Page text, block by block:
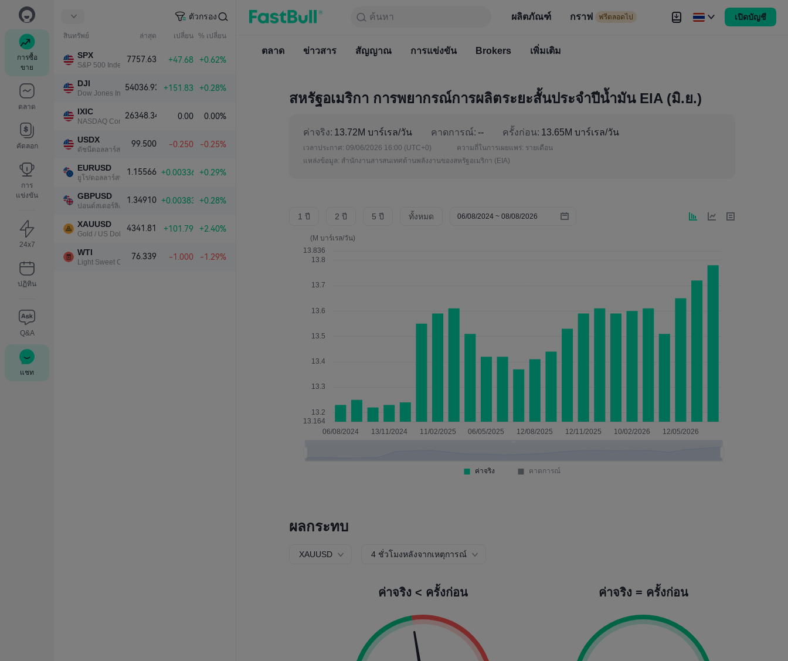
การซื้อ
ขาย
ตลาด
คัดลอก
การ
แข่งขัน
24x7
ปฏิทิน
Q&A
แชท
ตัวกรอง
สินทรัพย์ ล่าสุด เปลี่ยน % เปลี่ยน
SPX
S&P 500 Index
7757.63 +47.68 +0.62%
DJI
Dow Jones Industrial Average
54036.93 +151.83 +0.28%
IXIC
NASDAQ Composite Index
26348.34 0.00 0.00%
USDX
ดัชนีดอลลาร์สหรัฐ
99.500 -0.250 -0.25%
EURUSD
ยูโร/ดอลลาร์สหรัฐ
1.15566 +0.00336 +0.29%
GBPUSD
ปอนด์สเตอร์ลิง/ดอลลาร์สหรัฐ
1.34910 +0.00383 +0.28%
XAUUSD
Gold / US Dollar
4341.81 +101.79 +2.40%
WTI
Light Sweet Crude Oil
76.339 -1.000 -1.29%
ค้นหา ผลิตภัณฑ์ กราฟ ฟรีตลอดไป
ตลาด ข่าวสาร สัญญาณ การแข่งขัน
เปิดบัญชี
ค้นหา
ฟรีตลอดไป
ตลาด ข่าวสาร สัญญาณ การแข่งขัน Brokers เพิ่มเติม
สหรัฐอเมริกา การพยากรณ์การผลิตระยะสั้นประจำปีน้ำมัน EIA (มิ.ย.)
ค่าจริง: 13.72M บาร์เรล/วัน คาดการณ์: -- ครั้งก่อน: 13.65M บาร์เรล/วัน
เวลาประกาศ: 09/06/2026 16:00 (UTC+0) ความถี่ในการเผยแพร่: รายเดือน
แหล่งข้อมูล: สำนักงานสารสนเทศด้านพลังงานของสหรัฐอเมริกา (EIA)
1 ปี 2 ปี 5 ปี ทั้งหมด
ผลกระทบ
XAUUSD 4 ชั่วโมงหลังจากเหตุการณ์
ค่าจริง < ครั้งก่อน ค่าจริง = ครั้งก่อน